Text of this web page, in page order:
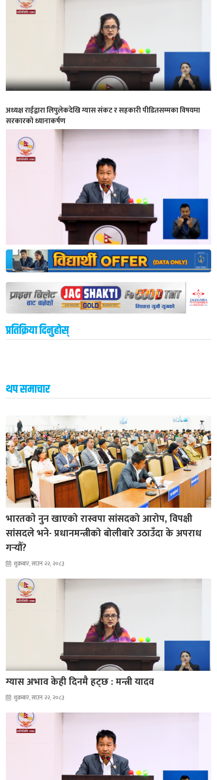
अध्यक्ष राईद्वारा लिपुलेकदेखि ग्यास संकट र सहकारी पीडितसम्मका विषयमा
सरकारको ध्यानाकर्षण
प्रतिक्रिया दिनुहोस्
थप समाचार
भारतकाे नुन खाएको रास्वपा सांसदको आरोप, विपक्षी
सांसदले भने- प्रधानमन्त्रीको बोलीबारे उठाउँदा के अपराध
गर्‍यौँ?
शुक्रबार, साउन २२, २०८३
ग्यास अभाव केही दिनमै हट्छ : मन्त्री यादव
शुक्रबार, साउन २२, २०८३